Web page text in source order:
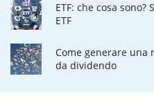
ETF: che cosa
ETF
Come generare una
da dividendo